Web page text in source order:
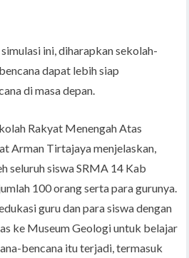
ini, diharapkan sekolah-
dapat lebih siap
di masa depan.
Rakyat Menengah Atas
Arman Tirtajaya menjelaskan,
seluruh siswa SRMA 14 Kab
100 orang serta para gurunya.
guru dan para siswa dengan
ke Museum Geologi untuk belajar
bencana itu terjadi, termasuk